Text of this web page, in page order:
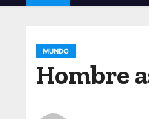
MUNDO
Hombre